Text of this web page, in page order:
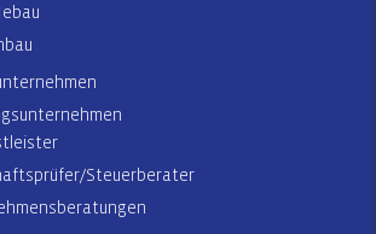
Steuerberater